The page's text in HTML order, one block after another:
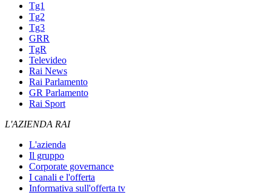
Tg1
Tg2
Tg3
GRR
TgR
Televideo
Rai News
Rai Parlamento
GR Parlamento
Rai Sport
L'AZIENDA RAI
L'azienda
Il gruppo
Corporate governance
I canali e l'offerta
Informativa sull'offerta tv